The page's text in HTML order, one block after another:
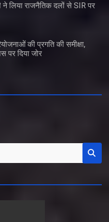
ने लिया राजनैतिक दलों से SIR पर
की प्रगति की समीक्षा,
पर दिया जोर